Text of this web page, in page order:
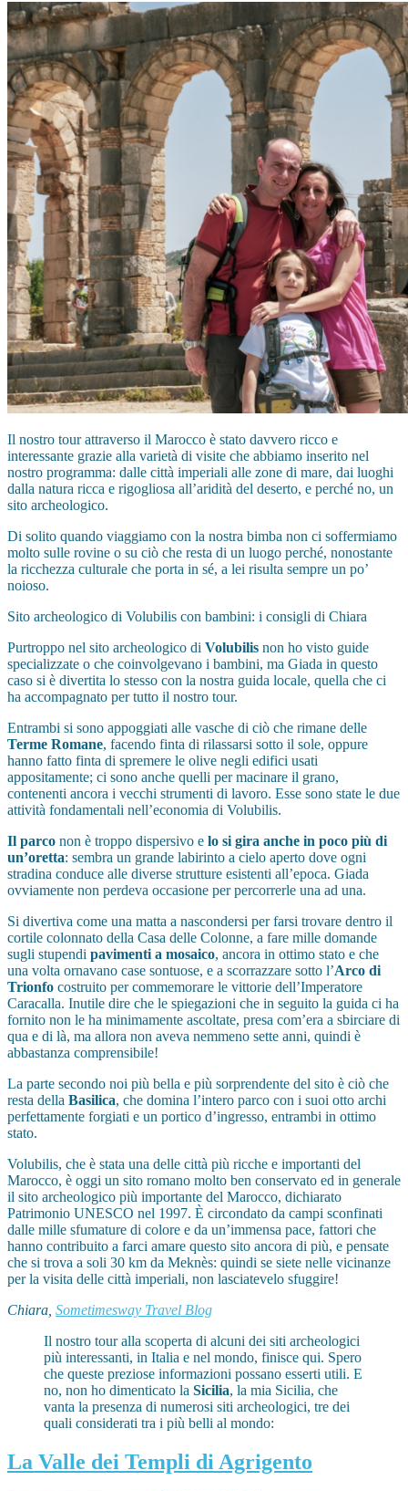
Il nostro tour attraverso il Marocco è stato davvero ricco e
interessante grazie alla varietà di visite che abbiamo inserito nel
nostro programma: dalle città imperiali alle zone di mare, dai luoghi
dalla natura ricca e rigogliosa all’aridità del deserto, e perché no, un
sito archeologico.
Di solito quando viaggiamo con la nostra bimba non ci soffermiamo
molto sulle rovine o su ciò che resta di un luogo perché, nonostante
la ricchezza culturale che porta in sé, a lei risulta sempre un po’
noioso.
Sito archeologico di Volubilis con bambini: i consigli di Chiara
Purtroppo nel sito archeologico di Volubilis non ho visto guide
specializzate o che coinvolgevano i bambini, ma Giada in questo
caso si è divertita lo stesso con la nostra guida locale, quella che ci
ha accompagnato per tutto il nostro tour.
Entrambi si sono appoggiati alle vasche di ciò che rimane delle
Terme Romane, facendo finta di rilassarsi sotto il sole, oppure
hanno fatto finta di spremere le olive negli edifici usati
appositamente; ci sono anche quelli per macinare il grano,
contenenti ancora i vecchi strumenti di lavoro. Esse sono state le due
attività fondamentali nell’economia di Volubilis.
Il parco non è troppo dispersivo e lo si gira anche in poco più di
un’oretta: sembra un grande labirinto a cielo aperto dove ogni
stradina conduce alle diverse strutture esistenti all’epoca. Giada
ovviamente non perdeva occasione per percorrerle una ad una.
Si divertiva come una matta a nascondersi per farsi trovare dentro il
cortile colonnato della Casa delle Colonne, a fare mille domande
sugli stupendi pavimenti a mosaico, ancora in ottimo stato e che
una volta ornavano case sontuose, e a scorrazzare sotto l’Arco di
Trionfo costruito per commemorare le vittorie dell’Imperatore
Caracalla. Inutile dire che le spiegazioni che in seguito la guida ci ha
fornito non le ha minimamente ascoltate, presa com’era a sbirciare di
qua e di là, ma allora non aveva nemmeno sette anni, quindi è
abbastanza comprensibile!
La parte secondo noi più bella e più sorprendente del sito è ciò che
resta della Basilica, che domina l’intero parco con i suoi otto archi
perfettamente forgiati e un portico d’ingresso, entrambi in ottimo
stato.
Volubilis, che è stata una delle città più ricche e importanti del
Marocco, è oggi un sito romano molto ben conservato ed in generale
il sito archeologico più importante del Marocco, dichiarato
Patrimonio UNESCO nel 1997. È circondato da campi sconfinati
dalle mille sfumature di colore e da un’immensa pace, fattori che
hanno contribuito a farci amare questo sito ancora di più, e pensate
che si trova a soli 30 km da Meknès: quindi se siete nelle vicinanze
per la visita delle città imperiali, non lasciatevelo sfuggire!
Chiara, Sometimesway Travel Blog
Il nostro tour alla scoperta di alcuni dei siti archeologici
più interessanti, in Italia e nel mondo, finisce qui. Spero
che queste preziose informazioni possano esserti utili. E
no, non ho dimenticato la Sicilia, la mia Sicilia, che
vanta la presenza di numerosi siti archeologici, tre dei
quali considerati tra i più belli al mondo:
La Valle dei Templi di Agrigento